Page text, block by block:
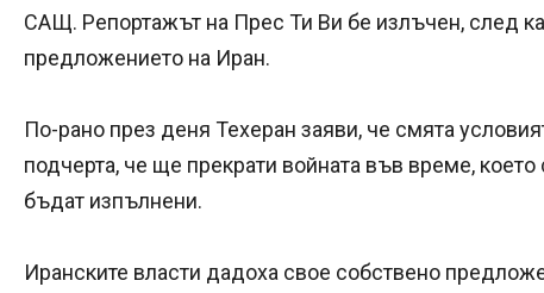
САЩ. Репортажът на Прес Ти Ви бе излъчен, след
предложението на Иран.
По-рано през деня Техеран заяви, че смята
подчерта, че ще прекрати войната във време,
бъдат изпълнени.
Иранските власти дадоха свое собствено